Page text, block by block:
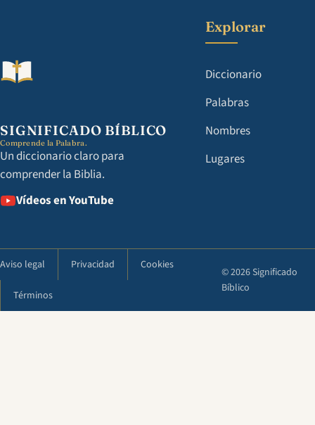
SIGNIFICADO BÍBLICO
Comprende la Palabra.
Un diccionario claro para
comprender la Biblia.
Vídeos en YouTube
Explorar
Diccionario
Palabras
Nombres
Lugares
Aviso legal Privacidad Cookies
Términos
© 2026 Significado
Bíblico